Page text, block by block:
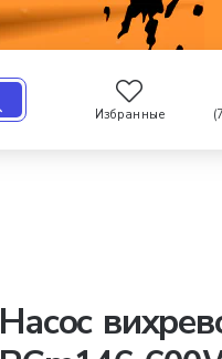
Избранные
Насос